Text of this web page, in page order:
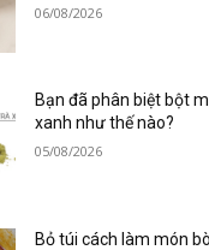
06/08/2026
Bạn đã phân biệt bột
xanh như thế nào?
05/08/2026
Bỏ túi cách làm món